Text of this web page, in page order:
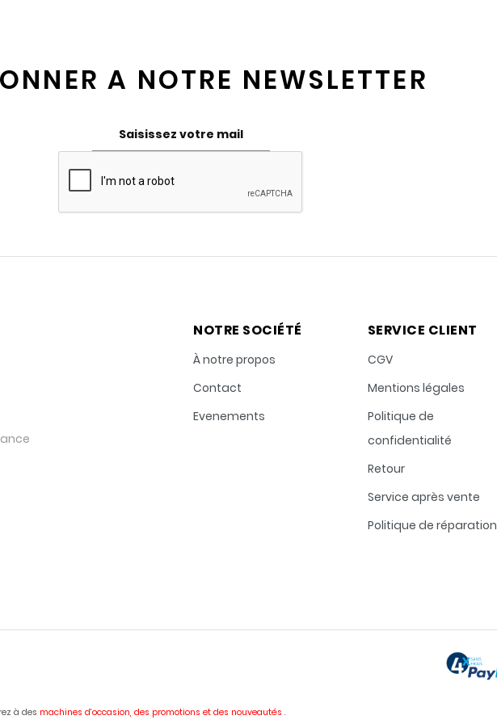
A NOTRE NEWSLETTER
NOTRE SOCIÉTÉ
À notre propos
Contact
Evenements
SERVICE CLIENT
CGV
Mentions légales
Politique de
confidentialité
Retour
Service après vente
Politique de réparation
à des machines d'occasion, des promotions et des nouveautés .